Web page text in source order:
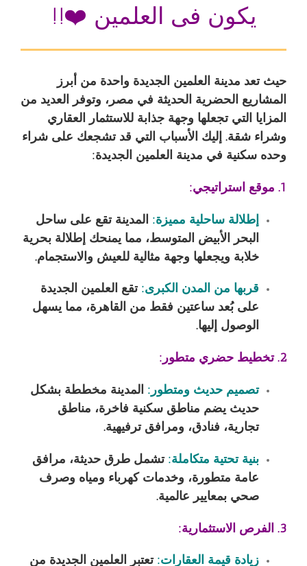
يكون فى العلمين ❤️!!
حيث تعد مدينة العلمين الجديدة واحدة من أبرز
المشاريع الحضرية الحديثة في مصر، وتوفر العديد من
المزايا التي تجعلها وجهة جذابة للاستثمار العقاري
وشراء شقة. إليك الأسباب التي قد تشجعك على شراء
وحده سكنية في مدينة العلمين الجديدة:
1. موقع استراتيجي:
إطلالة ساحلية مميزة: المدينة تقع على ساحل
البحر الأبيض المتوسط، مما يمنحك إطلالة بحرية
خلابة ويجعلها وجهة مثالية للعيش والاستجمام.
قربها من المدن الكبرى: تقع العلمين الجديدة
على بُعد ساعتين فقط من القاهرة، مما يسهل
الوصول إليها.
2. تخطيط حضري متطور:
تصميم حديث ومتطور: المدينة مخططة بشكل
حديث يضم مناطق سكنية فاخرة، مناطق
تجارية، فنادق، ومرافق ترفيهية.
بنية تحتية متكاملة: تشمل طرق حديثة، مرافق
عامة متطورة، وخدمات كهرباء ومياه وصرف
صحي بمعايير عالمية.
3. الفرص الاستثمارية:
زيادة قيمة العقارات: تعتبر العلمين الجديدة من